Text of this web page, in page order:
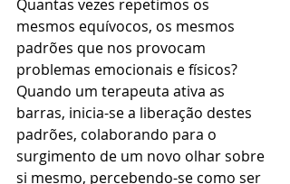
Quantas vezes repetimos os
mesmos equívocos, os mesmos
padrões que nos provocam
problemas emocionais e físicos?
Quando um terapeuta ativa as
barras, inicia-se a liberação destes
padrões, colaborando para o
surgimento de um novo olhar sobre
si mesmo, percebendo-se como ser